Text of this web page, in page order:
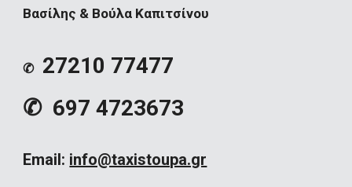
Βασίλης & Βούλα Καπιτσίνου
✆ 27210 77477
✆ 697 4723673
Email: info@taxistoupa.gr